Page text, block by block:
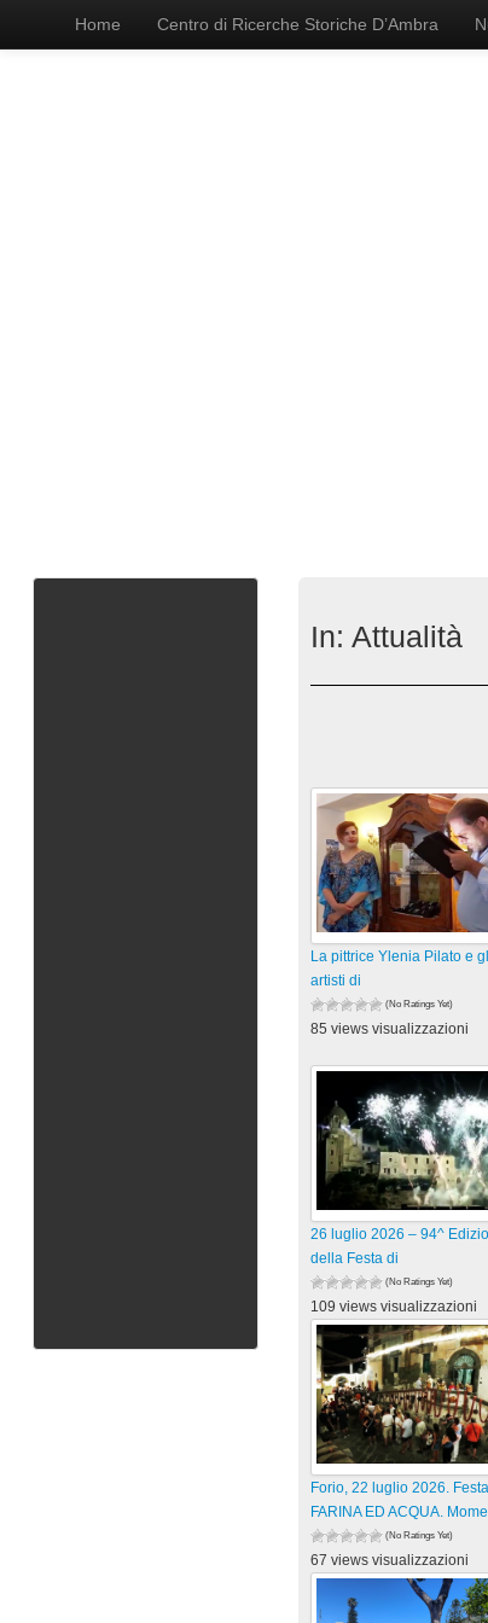
Home Centro di Ricerche Storiche D’Ambra
In: Attualità
La pittrice Ylenia Pilato e
artisti di
(No Ratings Yet)
85 views visualizzazioni
26 luglio 2026 – 94^
della Festa di
(No Ratings Yet)
109 views visualizzazioni
Forio, 22 luglio 2026. Festa
FARINA ED ACQUA.
(No Ratings Yet)
67 views visualizzazioni